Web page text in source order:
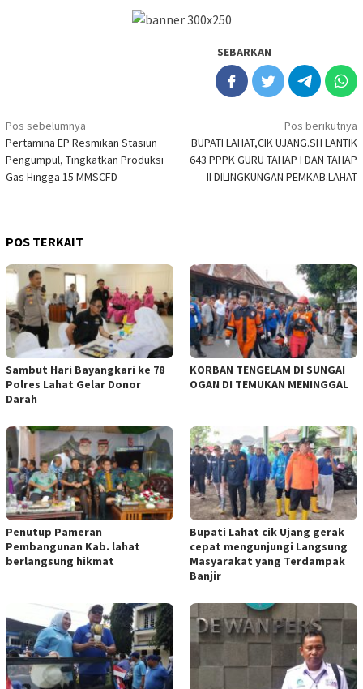
SEBARKAN
Navigasi
pos
Pos sebelumnya
Pertamina EP Resmikan Stasiun
Pengumpul, Tingkatkan Produksi
Gas Hingga 15 MMSCFD
Pos berikutnya
BUPATI LAHAT,CIK UJANG.SH LANTIK
643 PPPK GURU TAHAP I DAN TAHAP
II DILINGKUNGAN PEMKAB.LAHAT
POS TERKAIT
Sambut Hari Bayangkari ke 78
Polres Lahat Gelar Donor
Darah
KORBAN TENGELAM DI SUNGAI
OGAN DI TEMUKAN MENINGGAL
Penutup Pameran
Pembangunan Kab. lahat
berlangsung hikmat
Bupati Lahat cik Ujang gerak
cepat mengunjungi Langsung
Masyarakat yang Terdampak
Banjir